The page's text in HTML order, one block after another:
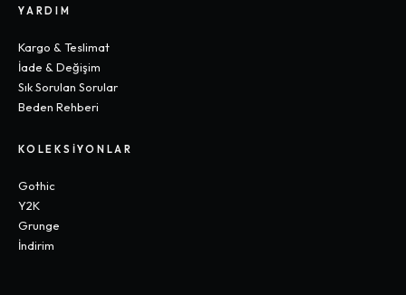
YARDIM
Kargo & Teslimat
İade & Değişim
Sık Sorulan Sorular
Beden Rehberi
KOLEKSIYONLAR
Gothic
Y2K
Grunge
İndirim